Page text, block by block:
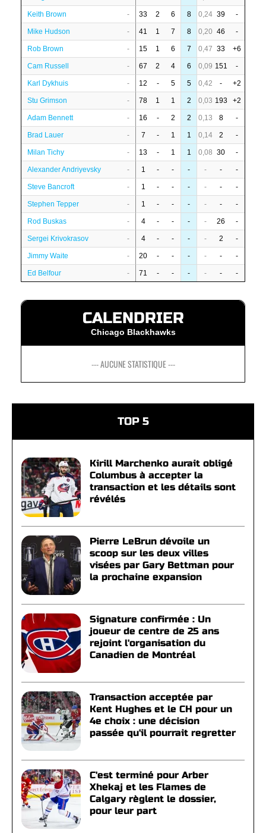
Keith Brown - 33 2 6 8 0,24 39 -
Mike Hudson - 41 1 7 8 0,20 46 -
Rob Brown - 15 1 6 7 0,47 33 +6
Cam Russell - 67 2 4 6 0,09 151 -
Karl Dykhuis - 12 - 5 5 0,42 - +2
Stu Grimson - 78 1 1 2 0,03 193 +2
Adam Bennett - 16 - 2 2 0,13 8 -
Brad Lauer - 7 - 1 1 0,14 2 -
Milan Tichy - 13 - 1 1 0,08 30 -
Alexander Andriyevsky - 1 - - - - - -
Steve Bancroft - 1 - - - - - -
Stephen Tepper - 1 - - - - - -
Rod Buskas - 4 - - - - 26 -
Sergei Krivokrasov - 4 - - - - 2 -
Jimmy Waite - 20 - - - - - -
Ed Belfour - 71 - - - - - -
CALENDRIER
Chicago Blackhawks
--- AUCUNE STATISTIQUE ---
TOP 5
Kirill Marchenko aurait obligé
Columbus à accepter la
transaction et les détails sont
révélés
Pierre LeBrun dévoile un
scoop sur les deux villes
visées par Gary Bettman pour
la prochaine expansion
Signature confirmée : Un
joueur de centre de 25 ans
rejoint l'organisation du
Canadien de Montréal
Transaction acceptée par
Kent Hughes et le CH pour un
4e choix : une décision
passée qu'il pourrait regretter
C'est terminé pour Arber
Xhekaj et les Flames de
Calgary règlent le dossier,
pour leur part